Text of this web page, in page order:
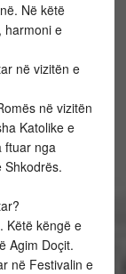
Në këtë
harmoni e
në vizitën e
në vizitën
Katolike e
ftuar nga
Shkodrës.
Këtë këngë e
Agim Doçit.
në Festivalin e